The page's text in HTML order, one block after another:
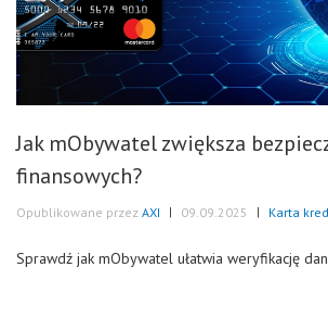
Jak mObywatel zwiększa
finansowych?
Opublikowane przez AXI | 09.09.2025 | Karta
Sprawdź jak mObywatel ułatwia weryfikację